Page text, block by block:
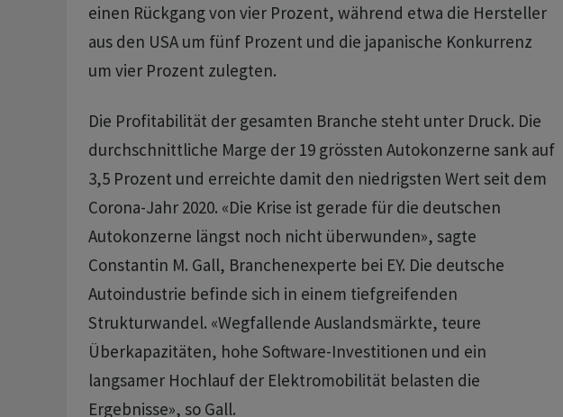
einen ‌Rückgang von vier Prozent, während etwa ​die Hersteller
aus den USA um fünf Prozent und die japanische Konkurrenz
um vier Prozent zulegten.
Die Profitabilität der gesamten Branche steht unter Druck. Die
durchschnittliche Marge der 19 grössten Autokonzerne sank auf
3,5 Prozent und erreichte damit den niedrigsten Wert ‌seit dem
Corona-Jahr 2020. «Die Krise ist gerade für die deutschen
Autokonzerne längst noch nicht überwunden», sagte
Constantin M. Gall, Branchenexperte bei EY. Die deutsche
Autoindustrie befinde sich in einem ​tiefgreifenden
Strukturwandel. «Wegfallende Auslandsmärkte, teure
Überkapazitäten, hohe Software-Investitionen und ein
langsamer Hochlauf ​der Elektromobilität belasten die
Ergebnisse», so Gall.